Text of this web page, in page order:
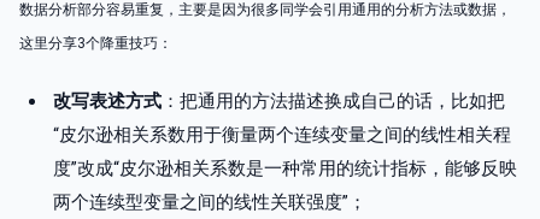
数据分析部分容易重复，主要是因为很多同学会引用通用的分析方法或数据，
这里分享3个降重技巧：
改写表述方式 ：把通用的方法描述换成自己的话，比如把
“皮尔逊相关系数用于衡量两个连续变量之间的线性相关程
度”改成“皮尔逊相关系数是一种常用的统计指标，能够反映
两个连续型变量之间的线性关联强度”；